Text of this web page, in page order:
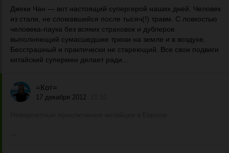
Джеки Чан — вот настоящий супергерой наших дней. Человек
из стали, не сломавшийся после тысяч(!) травм. С ловкостью
человека-паука без всяких страховок и дублеров
выполняющий сумасшедшие трюки на земле и в воздухе.
Бесстрашный и практически не стареющий. Все свои подвиги
китайский супермен делает ради...
=Кот=
17 декабря 2012